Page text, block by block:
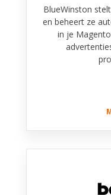
BlueWinston
en beheert ze
in je